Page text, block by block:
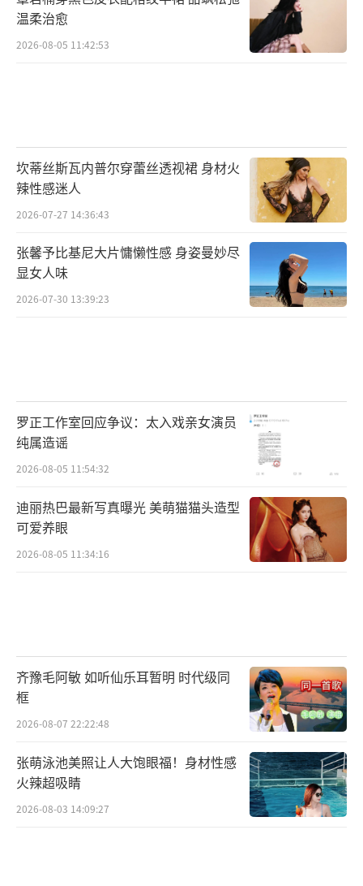
温柔治愈
2026-08-05 11:42:53
坎蒂丝斯瓦内普尔穿蕾丝透视裙 身材火
辣性感迷人
2026-07-27 14:36:43
张馨予比基尼大片慵懒性感 身姿曼妙尽
显女人味
2026-07-30 13:39:23
罗正工作室回应争议：太入戏亲女演员
纯属造谣
2026-08-05 11:54:32
迪丽热巴最新写真曝光 美萌猫猫头造型
可爱养眼
2026-08-05 11:34:16
齐豫毛阿敏 如听仙乐耳暂明 时代级同
框
2026-08-07 22:22:48
张萌泳池美照让人大饱眼福！身材性感
火辣超吸睛
2026-08-03 14:09:27